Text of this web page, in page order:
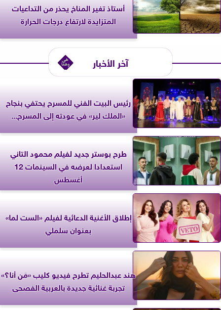
أستاذ تغير المناخ يحذر من التداعيات
المتزايدة لارتفاع درجات الحرارة
آخر الأخبار
رئيس البيت الفني للمسرح يحتفي بنجاح
«الملك لير» في عودته إلى المسرح...
طرح بوستر جديد لفيلم محمود التاني
استعدادا لعرضه في السينمات 12
أغسطس
إطلاق الأغنية الدعائية لفيلم «الست لما»
بعنوان سلملي
هند عبدالحليم تطرح فيديو كليب «مَن أنا؟»
تجربة غنائية جديدة بالعربية الفصحى